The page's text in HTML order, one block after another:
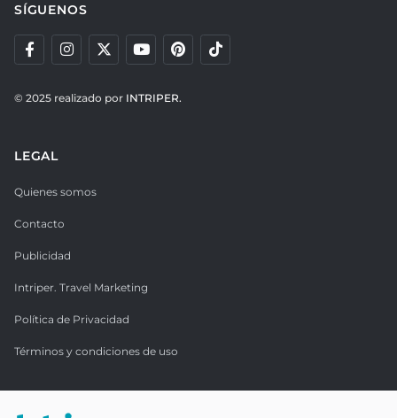
SÍGUENOS
© 2025 realizado por INTRIPER.
LEGAL
Quienes somos
Contacto
Publicidad
Intriper. Travel Marketing
Política de Privacidad
Términos y condiciones de uso